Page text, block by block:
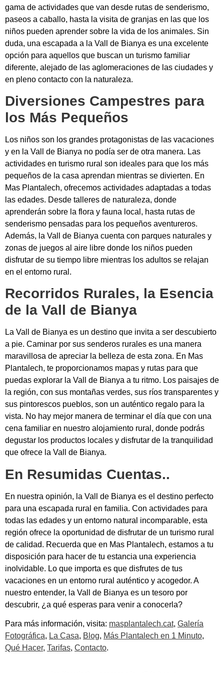
gama de actividades que van desde rutas de senderismo,
paseos a caballo, hasta la visita de granjas en las que los
niños pueden aprender sobre la vida de los animales. Sin
duda, una escapada a la Vall de Bianya es una excelente
opción para aquellos que buscan un turismo familiar
diferente, alejado de las aglomeraciones de las ciudades y
en pleno contacto con la naturaleza.
Diversiones Campestres para
los Más Pequeños
Los niños son los grandes protagonistas de las vacaciones
y en la Vall de Bianya no podía ser de otra manera. Las
actividades en turismo rural son ideales para que los más
pequeños de la casa aprendan mientras se divierten. En
Mas Plantalech, ofrecemos actividades adaptadas a todas
las edades. Desde talleres de naturaleza, donde
aprenderán sobre la flora y fauna local, hasta rutas de
senderismo pensadas para los pequeños aventureros.
Además, la Vall de Bianya cuenta con parques naturales y
zonas de juegos al aire libre donde los niños pueden
disfrutar de su tiempo libre mientras los adultos se relajan
en el entorno rural.
Recorridos Rurales, la Esencia
de la Vall de Bianya
La Vall de Bianya es un destino que invita a ser descubierto
a pie. Caminar por sus senderos rurales es una manera
maravillosa de apreciar la belleza de esta zona. En Mas
Plantalech, te proporcionamos mapas y rutas para que
puedas explorar la Vall de Bianya a tu ritmo. Los paisajes de
la región, con sus montañas verdes, sus ríos transparentes y
sus pintorescos pueblos, son un auténtico regalo para la
vista. No hay mejor manera de terminar el día que con una
cena familiar en nuestro alojamiento rural, donde podrás
degustar los productos locales y disfrutar de la tranquilidad
que ofrece la Vall de Bianya.
En Resumidas Cuentas..
En nuestra opinión, la Vall de Bianya es el destino perfecto
para una escapada rural en familia. Con actividades para
todas las edades y un entorno natural incomparable, esta
región ofrece la oportunidad de disfrutar de un turismo rural
de calidad. Recuerda que en Mas Plantalech, estamos a tu
disposición para hacer de tu estancia una experiencia
inolvidable. Lo que importa es que disfrutes de tus
vacaciones en un entorno rural auténtico y acogedor. A
nuestro entender, la Vall de Bianya es un tesoro por
descubrir, ¿a qué esperas para venir a conocerla?
Para más información, visita: masplantalech.cat, Galería
Fotográfica, La Casa, Blog, Más Plantalech en 1 Minuto,
Qué Hacer, Tarifas, Contacto.